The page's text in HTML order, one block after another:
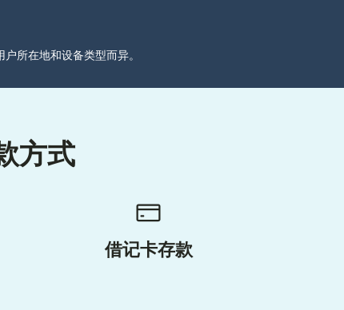
所在地和设备类型而异。
方式
借记卡存款